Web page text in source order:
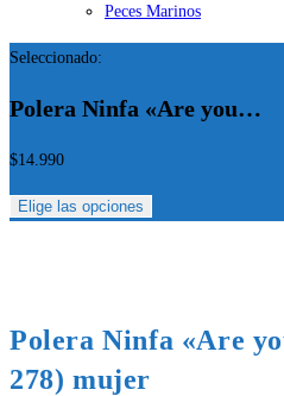
Peces Marinos
Seleccionado:
Polera Ninfa «Are you…
$14.990
Elige las opciones
Polera Ninfa «Are
278) mujer